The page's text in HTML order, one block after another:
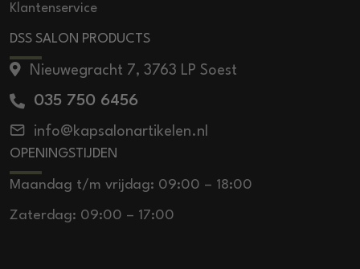
Klantenservice
DSS SALON PRODUCTS
Nieuwegracht 7, 3763 LP Soest
035 750 6456
info@kapsalonartikelen.nl
OPENINGSTIJDEN
Maandag t/m vrijdag: 09:00 – 18:00
Zaterdag: 09:00 – 17:00